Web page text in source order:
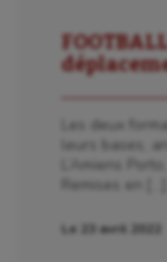
Les deux
leurs bases,
L’Amiens
Remises en […]
Le 23 avril 2022